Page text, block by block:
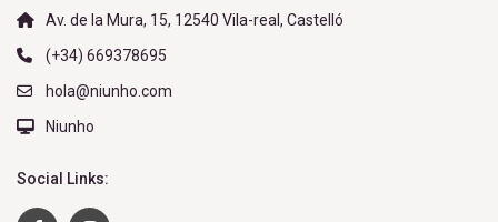
Av. de la Mura, 15, 12540 Vila-real, Castelló
(+34) 669378695
hola@niunho.com
Niunho
Social Links: